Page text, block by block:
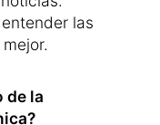
las
de la